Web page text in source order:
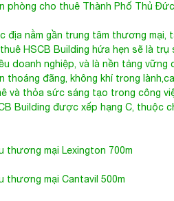
phòng cho thuê Thành Phố Thủ Đức
địa nằm gần trung tâm thương mại,
HSCB Building hứa hẹn sẽ là
doanh nghiệp, và là nền tảng vững
thoáng đãng, không khí trong
và thỏa sức sáng tạo trong công
Building được xếp hạng C, thuộc
thương mại Lexington 700m
thương mại Cantavil 500m